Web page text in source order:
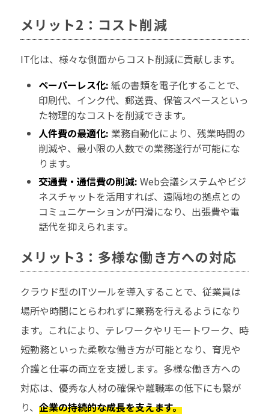
メリット2：コスト削減
IT化は、様々な側面からコスト削減に貢献します。
ペーパーレス化: 紙の書類を電子化することで、
印刷代、インク代、郵送費、保管スペースといっ
た物理的なコストを削減できます。
人件費の最適化: 業務自動化により、残業時間の
削減や、最小限の人数での業務遂行が可能にな
ります。
交通費・通信費の削減: Web会議システムやビジ
ネスチャットを活用すれば、遠隔地の拠点との
コミュニケーションが円滑になり、出張費や電
話代を抑えられます。
メリット3：多様な働き方への対応
クラウド型のITツールを導入することで、従業員は
場所や時間にとらわれずに業務を行えるようになり
ます。これにより、テレワークやリモートワーク、時
短勤務といった柔軟な働き方が可能となり、育児や
介護と仕事の両立を支援します。多様な働き方への
対応は、優秀な人材の確保や離職率の低下にも繋が
り、 企業の持続的な成長を支えます。